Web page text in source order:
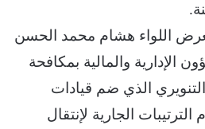
اللواء هشام محمد الحسن
الإدارية والمالية بمكافحة
التنويري الذي ضم قيادات
الجارية لإنتقال